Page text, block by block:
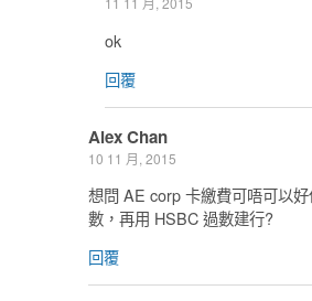
ok
回覆
Alex Chan
10 11 月, 2015
想問 AE corp 卡繳費可唔可以
數，再用 HSBC 過數建行?
回覆